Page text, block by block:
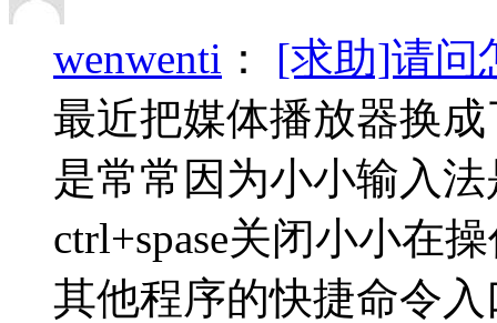
wenwenti ： [求助]请问
最近把媒体播放器换
是常常因为小小输入
ctrl+spase关闭小小在
其他程序的快捷命令